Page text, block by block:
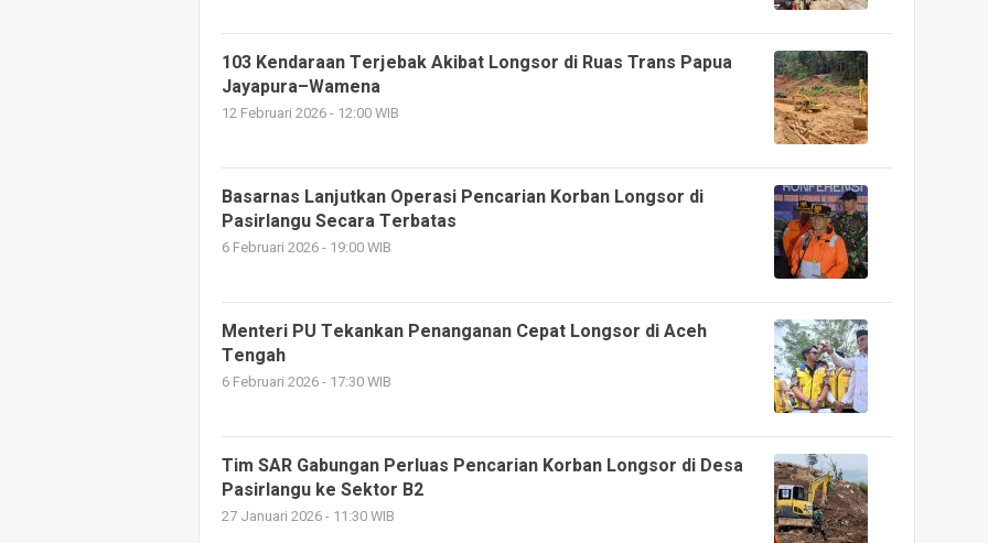
103 Kendaraan Terjebak Akibat Longsor di Ruas Trans Papua
Jayapura–Wamena
12 Februari 2026 - 12:00 WIB
Basarnas Lanjutkan Operasi Pencarian Korban Longsor di
Pasirlangu Secara Terbatas
6 Februari 2026 - 19:00 WIB
Menteri PU Tekankan Penanganan Cepat Longsor di Aceh
Tengah
6 Februari 2026 - 17:30 WIB
Tim SAR Gabungan Perluas Pencarian Korban Longsor di Desa
Pasirlangu ke Sektor B2
27 Januari 2026 - 11:30 WIB